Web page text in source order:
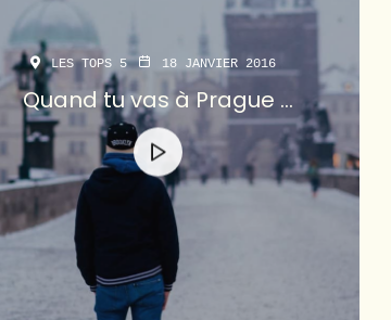
LES TOPS 5 18 JANVIER 2016
Quand tu vas à Prague …